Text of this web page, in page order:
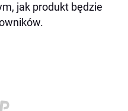
jak produkt będzie